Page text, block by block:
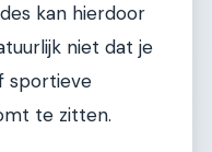
kan hierdoor
niet dat je
sportieve
te zitten.